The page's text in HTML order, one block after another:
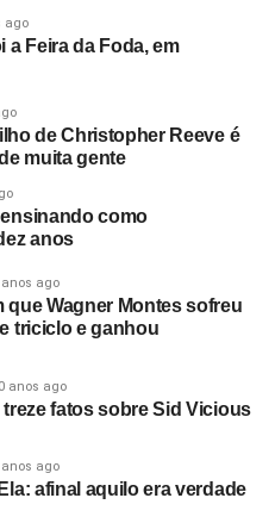
acabou e eu topei fazer
96, que foi apelidado de
Brasil inteiro, de Norte a
e meio, quase três.
ago
a Feira da Foda, em
de Christopher Reeve é
muita gente
como
anos
anos ago
que Wagner Montes sofreu
triciclo e ganhou
anos ago
treze fatos sobre Sid Vicious
anos ago
afinal aquilo era verdade